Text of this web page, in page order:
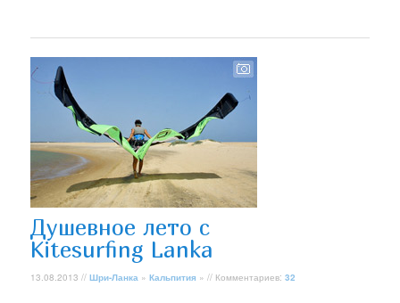
Душевное лето с
Kitesurfing Lanka
13.08.2013 //Шри-Ланка »Кальпития » // Комментариев:32